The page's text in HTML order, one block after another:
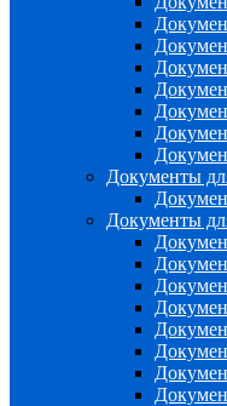
Документы
Документы